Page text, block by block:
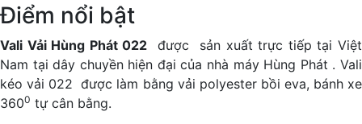
Điểm nổi bật
Vali Vải Hùng Phát 022
được sản xuất trực tiếp tại Việt
Nam tại dây chuyền hiện đại của nhà máy Hùng Phát . Vali
kéo vải 022 được làm bằng vải polyester bồi eva, bánh xe
3600 tự cân bằng.